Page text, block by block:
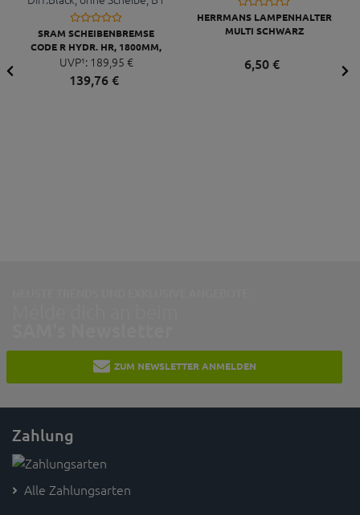
SRAM SCHEIBENBREMSE
CODE R HYDR. HR, 1800MM,
DIFF.BLACK, OHNE SCHEIBE,
B1
UVP¹: 189,95 €
139,76€
HERRMANS LAMPENHALTER
MULTI SCHWARZ
6,50€
ZUM NEWSLETTER ANMELDEN
Zahlung
Alle Zahlungsarten